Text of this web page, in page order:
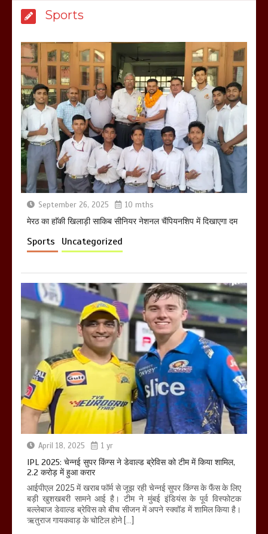
मेरठ सुराजकुंड शमशान घाट में चिता से अस्थि
उठाकर खाते कुत्ते का वीडियो इंटरनेट पर जमकर
हो रहा वायरल
March 6, 2025
होलिका रखने पर लात मार कर होलिका को किया
तहस नहस,मोहल्ले वालों के साथ की गई गाली
खराबा,
March 11, 2025
Sports
September 26, 2025 10 mths
मेरठ का हाॅकी खिलाड़ी साकिब सीनियर नेशनल चैंपियनशिप में दिखाएगा दम
Sports Uncategorized
April 18, 2025 1 yr
IPL 2025: चेन्नई सुपर किंग्स ने डेवाल्ड ब्रेविस को टीम में किया शामिल,
2.2 करोड़ में हुआ करार
आईपीएल 2025 में खराब फॉर्म से जूझ रही चेन्नई सुपर किंग्स के फैंस के लिए
बड़ी खुशखबरी सामने आई है। टीम ने मुंबई इंडियंस के पूर्व विस्फोटक
बल्लेबाज डेवाल्ड ब्रेविस को बीच सीजन में अपने स्क्वॉड में शामिल किया है।
ऋतुराज गायकवाड़ के चोटिल होने […]